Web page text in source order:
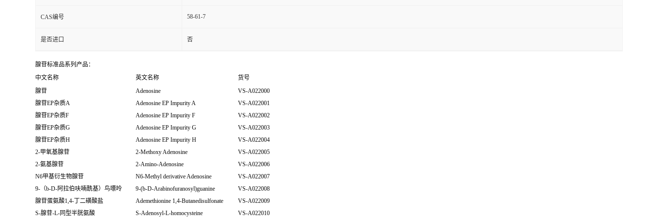
CAS编号 58-61-7
是否进口 否
腺苷标准品系列产品：
中文名称
英文名称
货号
腺苷
Adenosine
VS-A022000
腺苷EP杂质A
Adenosine EP Impurity A
VS-A022001
腺苷EP杂质F
Adenosine EP Impurity F
VS-A022002
腺苷EP杂质G
Adenosine EP Impurity G
VS-A022003
腺苷EP杂质H
Adenosine EP Impurity H
VS-A022004
2-甲氧基腺苷
2-Methoxy Adenosine
VS-A022005
2-氨基腺苷
2-Amino-Adenosine
VS-A022006
N6甲基衍生物腺苷
N6-Methyl derivative Adenosine
VS-A022007
9-（b-D-阿拉伯呋喃酰基）鸟嘌呤
9-(b-D-Arabinofuranosyl)guanine
VS-A022008
腺苷蛋氨酸1,4-丁二磺酸盐
Ademethionine 1,4-Butanedisulfonate
VS-A022009
S-腺苷-L-同型半胱氨酸
S-Adenosyl-L-homocysteine VS-A022010